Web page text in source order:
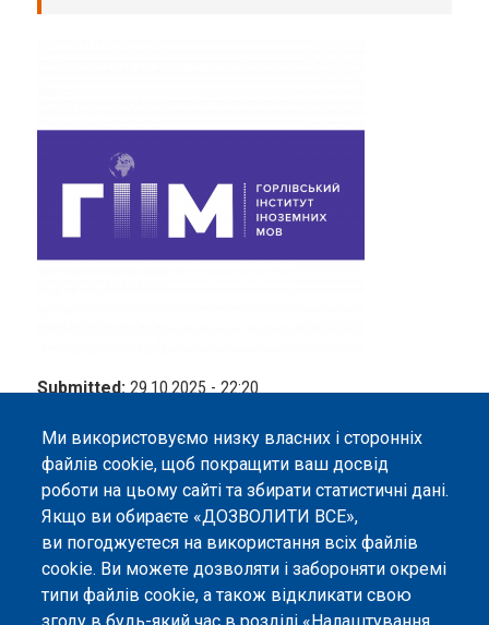
Submitted:29.10.2025 - 22:20
Ми використовуємо низку власних і сторонніх
файлів cookie, щоб покращити ваш досвід
роботи на цьому сайті та збирати статистичні дані.
Якщо ви обираєте «ДОЗВОЛИТИ ВСЕ»,
ви погоджуєтеся на використання всіх файлів
cookie. Ви можете дозволяти і забороняти окремі
типи файлів cookie, а також відкликати свою
Peers International , платформа відкритого
рецензування, 2023-2026. |Налаштування файлів
cookie.